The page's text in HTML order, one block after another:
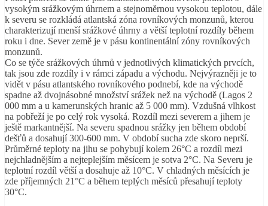
vysokým srážkovým úhrnem a stejnoměrnou vysokou teplotou, dále
k severu se rozkládá atlantská zóna rovníkových monzunů, kterou
charakterizují menší srážkové úhrny a větší teplotní rozdíly během
roku i dne. Sever země je v pásu kontinentální zóny rovníkových
monzunů.
Co se týče srážkových úhrnů v jednotlivých klimatických prvcích,
tak jsou zde rozdíly i v rámci západu a východu. Nejvýrazněji je to
vidět v pásu atlantského rovníkového podnebí, kde na východě
spadne až dvojnásobné množství srážek než na východě (Lagos 2
000 mm a u kamerunských hranic až 5 000 mm). Vzdušná vlhkost
na pobřeží je po celý rok vysoká. Rozdíl mezi severem a jihem je
ještě markantnější. Na severu spadnou srážky jen během období
dešťů a dosahují 300-600 mm. V období sucha zde skoro neprší.
Průměrné teploty na jihu se pohybují kolem 26°C a rozdíl mezi
nejchladnějším a nejteplejším měsícem je sotva 2°C. Na Severu je
teplotní rozdíl větší a dosahuje až 10°C. V chladných měsících je
zde příjemných 21°C a během teplých měsíců přesahují teploty
30°C.